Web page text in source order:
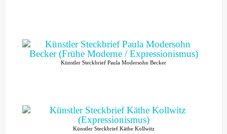
Künstler Steckbrief Paula Modersohn Becker
Künstler Steckbrief Käthe Kollwitz